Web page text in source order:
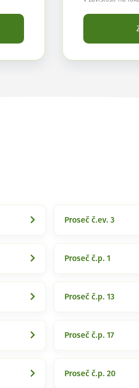
Proseč č.ev. 3
Proseč č.p. 1
Proseč č.p. 13
Proseč č.p. 17
Proseč č.p. 20